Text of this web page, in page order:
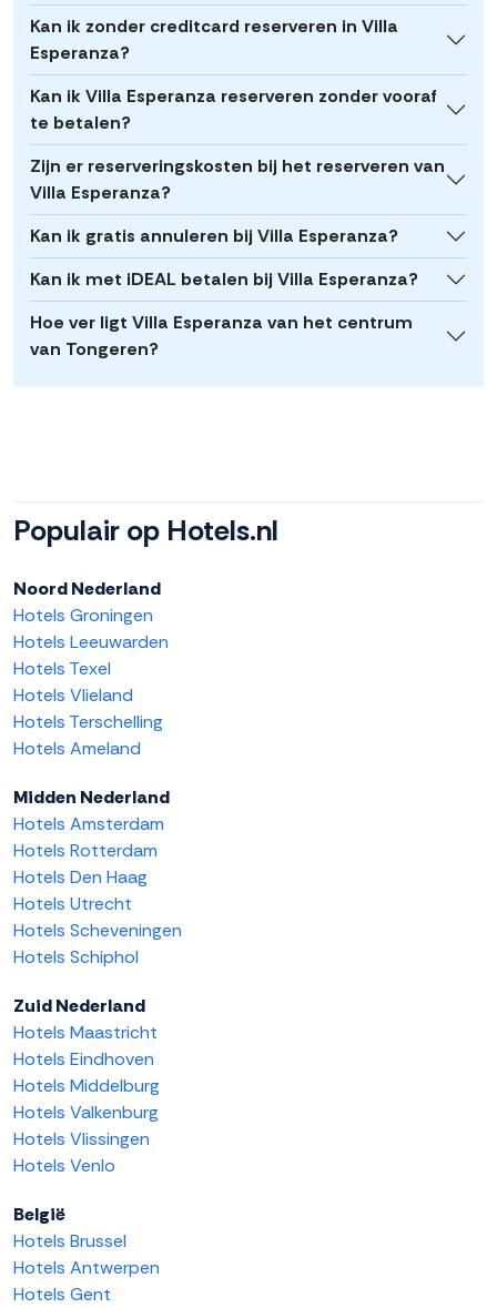
Kan ik zonder creditcard reserveren in Villa
Esperanza?
Kan ik Villa Esperanza reserveren zonder vooraf
te betalen?
Zijn er reserveringskosten bij het reserveren van
Villa Esperanza?
Kan ik gratis annuleren bij Villa Esperanza?
Kan ik met iDEAL betalen bij Villa Esperanza?
Hoe ver ligt Villa Esperanza van het centrum
van Tongeren?
Populair op Hotels.nl
Noord Nederland
Hotels Groningen
Hotels Leeuwarden
Hotels Texel
Hotels Vlieland
Hotels Terschelling
Hotels Ameland
Midden Nederland
Hotels Amsterdam
Hotels Rotterdam
Hotels Den Haag
Hotels Utrecht
Hotels Scheveningen
Hotels Schiphol
Zuid Nederland
Hotels Maastricht
Hotels Eindhoven
Hotels Middelburg
Hotels Valkenburg
Hotels Vlissingen
Hotels Venlo
België
Hotels Brussel
Hotels Antwerpen
Hotels Gent